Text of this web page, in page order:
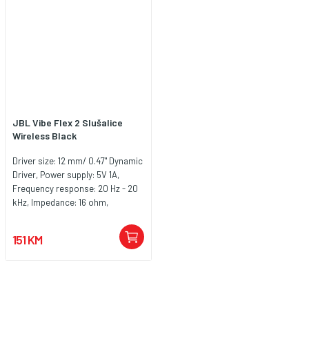
JBL Vibe Flex 2 Slušalice
Wireless Black
Driver size: 12 mm/ 0.47" Dynamic
Driver, Power supply: 5V 1A,
Frequency response: 20 Hz - 20
kHz, Impedance: 16 ohm,
Maximum SPL: 95 dB, Microphone
sensitivity: -38 dBV/Pa@1 kHz,
151 KM